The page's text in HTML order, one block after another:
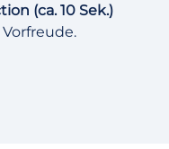
(ca. 10 Sek.)